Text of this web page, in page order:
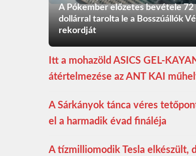
A Pókember előzetes bevétele 72
dollárral tarolta le a Bosszúállók
rekordját
Itt a mohazöld ASICS GEL-
átértelmezése az ANT KAI
A Sárkányok tánca véres
el a harmadik évad fináléja
A tízmilliomodik Tesla elkészült,